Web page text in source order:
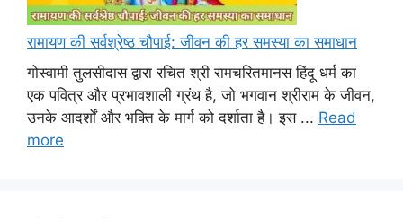
रामायण की सर्वश्रेष्ठ चौपाई: जीवन की हर समस्या का समाधान
गोस्वामी तुलसीदास द्वारा रचित श्री रामचरितमानस हिंदू धर्म का
एक पवित्र और प्रभावशाली ग्रंथ है, जो भगवान श्रीराम के जीवन,
उनके आदर्शों और भक्ति के मार्ग को दर्शाता है। इस ... Read
more